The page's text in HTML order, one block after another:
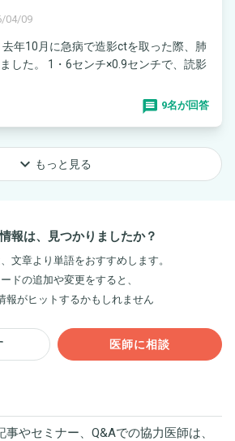
04/09
年10月に急病で造影ctを取った際、肺
センチで、読影
9名が回答
keyboard_arrow_down もっと見る
報は、見つかりましたか？
文章より単語をおすすめします。
ドの追加や変更をすると、
報がヒットするかもしれません
医師に相談
やセミナー、Q&Aでの協力医師は、